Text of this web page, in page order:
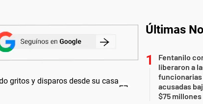
Últimas
Fentanilo
liberaron a
funcionarias
acusadas
$75 millones